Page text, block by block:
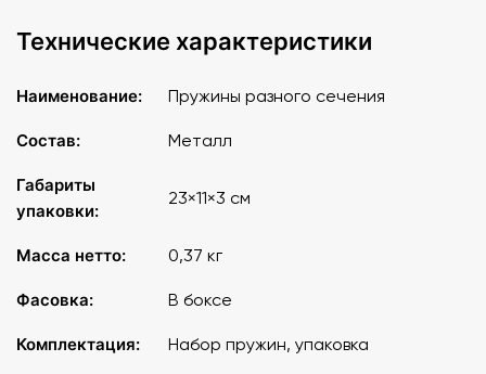
Технические характеристики
Наименование: Пружины разного сечения
Состав: Металл
Габариты
упаковки:
23×11×3 см
Масса нетто: 0,37 кг
Фасовка: В боксе
Комплектация: Набор пружин, упаковка